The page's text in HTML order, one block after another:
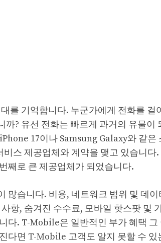
를 기억합니다. 누군가에게 전화를
? 유선 전화는 빠르게 과거의 유물이
17이나 Samsung Galaxy와 같
스 제공업체와 계약을 맺고 있습니다
째로 큰 제공업체가 되었습니다.
많습니다. 비용, 네트워크 범위 및 데
항, 숨겨진 수수료, 모바일 핫스팟 및
다. T-Mobile은 일반적인 부가 혜택
다면 T-Mobile 고객도 알지 못할 수